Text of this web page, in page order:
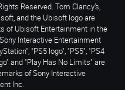
Reserved. Tom Clancy’s,
and the Ubisoft logo are
of Ubisoft Entertainment in the
Interactive Entertainment
"PS5 logo", "PS5", "PS4
and "Play Has No Limits" are
of Sony Interactive
Inc.